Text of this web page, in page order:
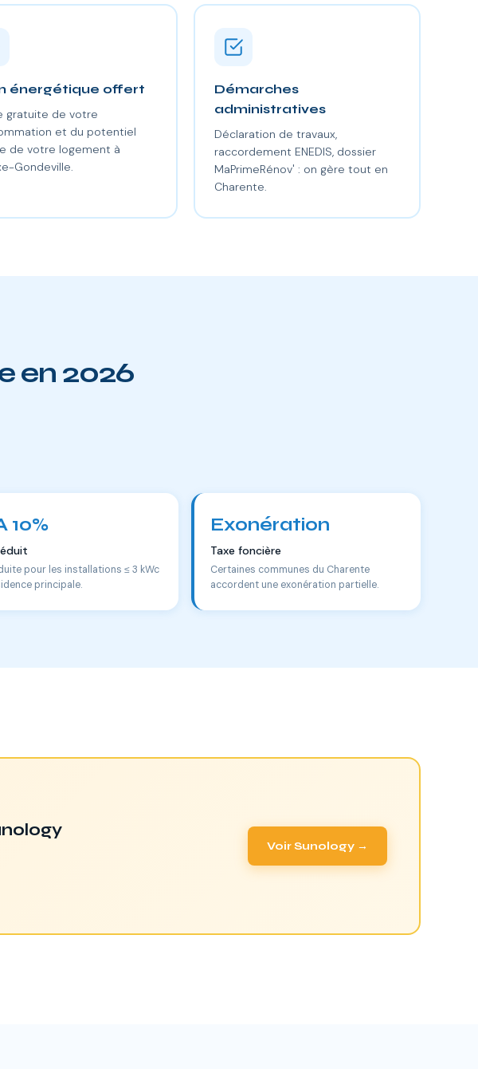
énergétique offert
gratuite de votre
et du potentiel
de votre logement à
Gondeville.
Démarches
administratives
Déclaration de travaux,
raccordement ENEDIS, dossier
MaPrimeRénov' : on gère tout en
Charente.
en 2026
10%
pour les installations ≤ 3 kWc
principale.
Exonération
Taxe foncière
Certaines communes du Charente
accordent une exonération partielle.
Voir Sunology →